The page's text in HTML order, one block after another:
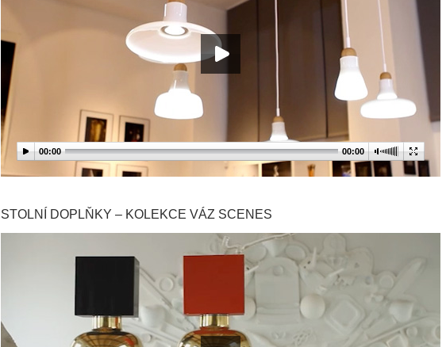
00:00 00:00
STOLNÍ DOPLŇKY – KOLEKCE VÁZ SCENES